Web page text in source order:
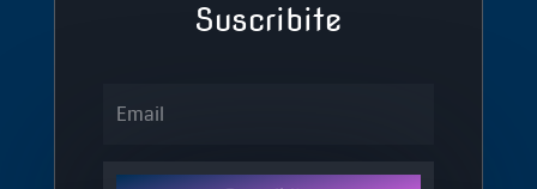
Suscribite